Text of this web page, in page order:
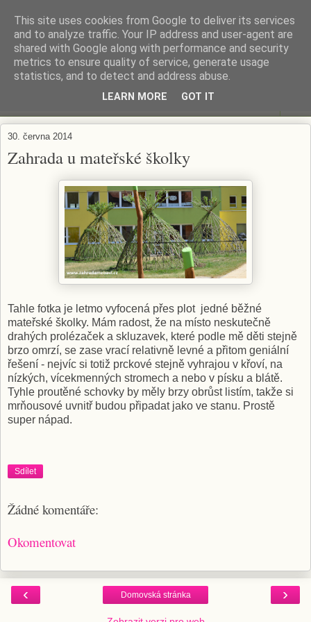
ZAHRADA MĚ BAVÍ
Zahradničení s respektem...
30. června 2014
Zahrada u mateřské školky
Tahle fotka je letmo vyfocená přes plot jedné běžné
mateřské školky. Mám radost, že na místo neskutečně
drahých prolézaček a skluzavek, které podle mě děti stejně
brzo omrzí, se zase vrací relativně levné a přitom geniální
řešení - nejvíc si totiž prckové stejně vyhrajou v křoví, na
nízkých, vícekmenných stromech a nebo v písku a blátě.
Tyhle proutěné schovky by měly brzy obrůst listím, takže si
mrňousové uvnitř budou připadat jako ve stanu. Prostě
super nápad.
Sdílet
Žádné komentáře:
Okomentovat
‹ ›
Domovská stránka
This site uses cookies from Google to deliver its services
and to analyze traffic. Your IP address and user-agent are
shared with Google along with performance and security
metrics to ensure quality of service, generate usage
statistics, and to detect and address abuse.
LEARN MORE GOT IT